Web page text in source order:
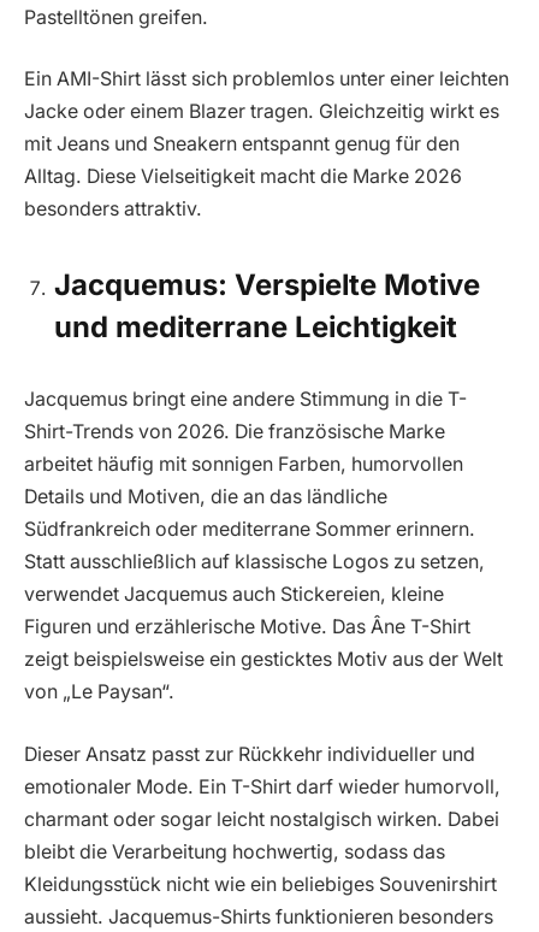
Pastelltönen greifen.
Ein AMI-Shirt lässt sich problemlos unter einer leichten
Jacke oder einem Blazer tragen. Gleichzeitig wirkt es
mit Jeans und Sneakern entspannt genug für den
Alltag. Diese Vielseitigkeit macht die Marke 2026
besonders attraktiv.
Jacquemus: Verspielte Motive
und mediterrane Leichtigkeit
Jacquemus bringt eine andere Stimmung in die T-
Shirt-Trends von 2026. Die französische Marke
arbeitet häufig mit sonnigen Farben, humorvollen
Details und Motiven, die an das ländliche
Südfrankreich oder mediterrane Sommer erinnern.
Statt ausschließlich auf klassische Logos zu setzen,
verwendet Jacquemus auch Stickereien, kleine
Figuren und erzählerische Motive. Das Âne T-Shirt
zeigt beispielsweise ein gesticktes Motiv aus der Welt
von „Le Paysan“.
Dieser Ansatz passt zur Rückkehr individueller und
emotionaler Mode. Ein T-Shirt darf wieder humorvoll,
charmant oder sogar leicht nostalgisch wirken. Dabei
bleibt die Verarbeitung hochwertig, sodass das
Kleidungsstück nicht wie ein beliebiges Souvenirshirt
aussieht. Jacquemus-Shirts funktionieren besonders